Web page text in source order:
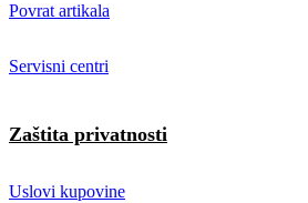
Povrat artikala
Servisni centri
Zaštita privatnosti
Uslovi kupovine